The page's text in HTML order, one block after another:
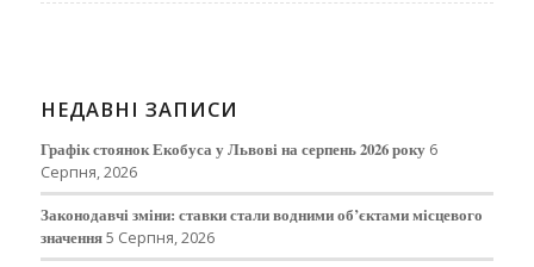
НЕДАВНІ ЗАПИСИ
Графік стоянок Екобуса у Львові на серпень 2026 року 6
Серпня, 2026
Законодавчі зміни: ставки стали водними об’єктами місцевого
значення5 Серпня, 2026